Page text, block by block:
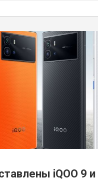
iQOO 9 и